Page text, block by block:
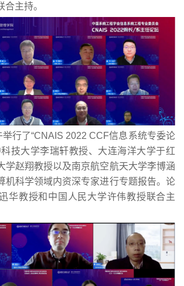
主持。
行了“CNAIS 2022 CCF信息系统专委论
技大学李瑞轩教授、大连海洋大学于红
学赵翔教授以及南京航空航天大学李博涵
机科学领域内资深专家进行专题报告。论
华教授和中国人民大学许伟教授联合主